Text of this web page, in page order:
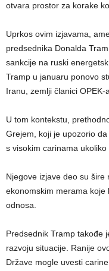
otvara prostor za korake
Uprkos ovim izjavama,
predsednika Donalda
sankcije na ruski
Tramp u januaru ponovo
Iranu, zemlji članici OPEK-
U tom kontekstu,
Grejem, koji je upozorio
s visokim carinama
Njegove izjave deo su
ekonomskim merama
odnosa.
Predsednik Tramp takođe
razvoju situacije. Ranije
Države mogle uvesti